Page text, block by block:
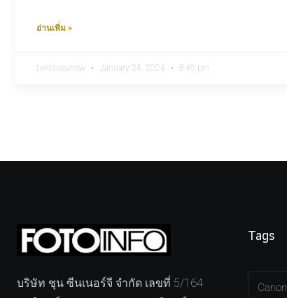
อ่านเพิ่ม »
Lekbluearrow January 24, 2024 8:46 pm
บริษัท ชุน ซีนเนอร์จี จำกัด เลขที่ 5/164
Tags
Canon